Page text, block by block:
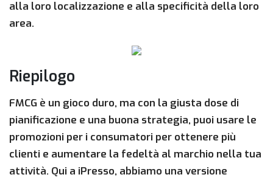
alla loro localizzazione e alla specificità della loro
area.
Riepilogo
FMCG è un gioco duro, ma con la giusta dose di
pianificazione e una buona strategia, puoi usare le
promozioni per i consumatori per ottenere più
clienti e aumentare la fedeltà al marchio nella tua
attività. Qui a iPresso, abbiamo una versione